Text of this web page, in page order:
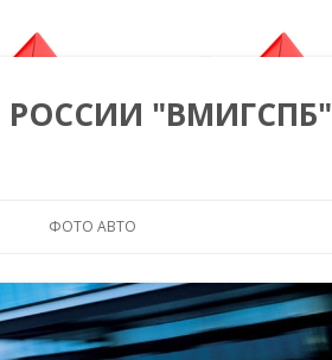
РОССИИ "ВМИГСПБ"
ФОТО АВТО